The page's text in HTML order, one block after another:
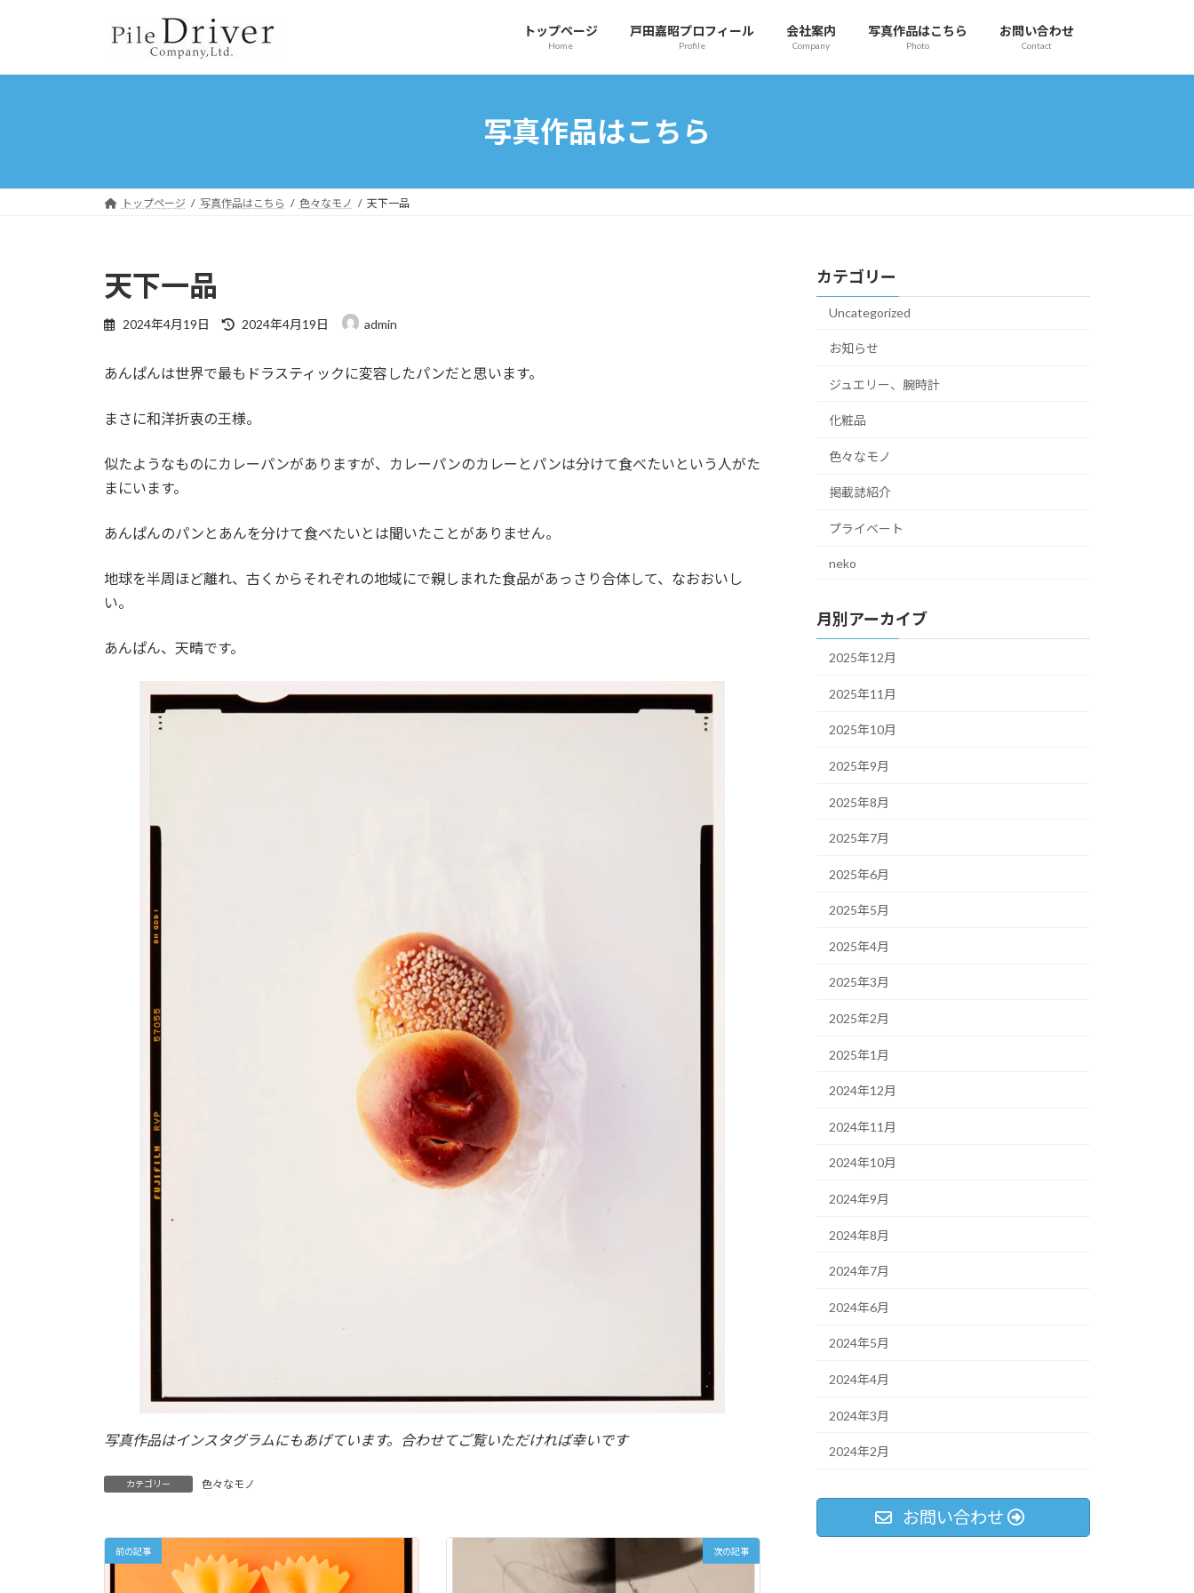
ン
ー
トップページ
Home
戸田嘉昭プロフィール
Profile
会社案内
Company
写真作品はこちら
Photo
お問い合わせ
Contact
写真作品はこちら
トップページ 写真作品はこちら 色々なモノ 天下一品
天下一品
2024年4月19日
最
新
時
:
2024年4月19日 admin
あんぱんは世界で最もドラスティックに変容したパンだと思います。
まさに和洋折衷の王様。
似たようなものにカレーパンがありますが、カレーパンのカレーとパンは分けて食べたいという人がた
まにいます。
あんぱんのパンとあんを分けて食べたいとは聞いたことがありません。
地球を半周ほど離れ、古くからそれぞれの地域にで親しまれた食品があっさり合体して、なおおいし
い。
あんぱん、天晴です。
写真作品はインスタグラムにもあげています。合わせてご覧いただければ幸いです
カテゴリー 色々なモノ
前の記事 次の記事
カテゴリー
Uncategorized
お知らせ
ジュエリー、腕時計
化粧品
色々なモノ
掲載誌紹介
プライベート
neko
月別アーカイブ
2025年12月
2025年11月
2025年10月
2025年9月
2025年8月
2025年7月
2025年6月
2025年5月
2025年4月
2025年3月
2025年2月
2025年1月
2024年12月
2024年11月
2024年10月
2024年9月
2024年8月
2024年7月
2024年6月
2024年5月
2024年4月
2024年3月
2024年2月
お問い合わせ